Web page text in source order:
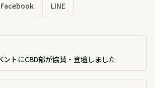
Facebook LINE
ントにCBD部が協賛・登壇しました